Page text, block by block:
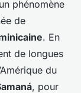
phénomène
de
. En
de longues
du
, pour